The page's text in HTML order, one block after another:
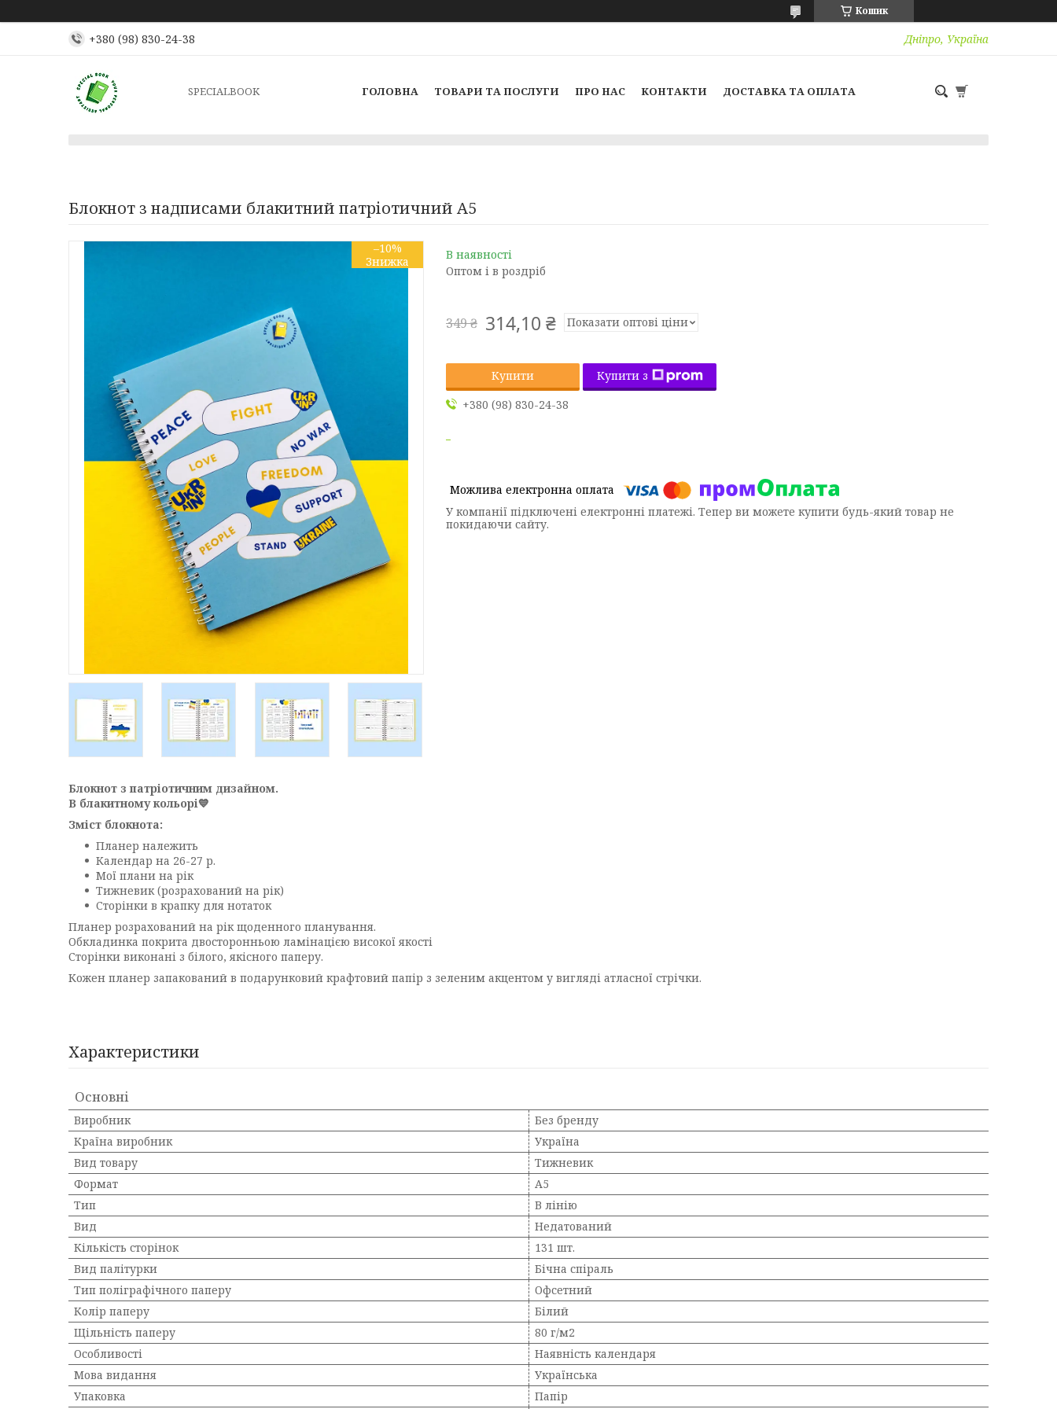
Кошик
+380 (98) 830-24-38 Дніпро, Україна
SPECIALBOOK ГОЛОВНА ТОВАРИ ТА ПОСЛУГИ ПРО НАС КОНТАКТИ ДОСТАВКА ТА ОПЛАТА
Блокнот з надписами блакитний патріотичний А5
–10%
В наявності
Оптом і в роздріб
349 ₴ 314,10 ₴ Показати оптові ціни
Купити
Купити з
+380 (98) 830-24-38
У компанії підключені електронні платежі. Тепер ви можете купити будь-який товар не
покидаючи сайту.
Блокнот з патріотичним дизайном.
В блакитному кольорі💙
Зміст блокнота:
Планер належить
Календар на 26-27 р.
Мої плани на рік
Тижневик (розрахований на рік)
Сторінки в крапку для нотаток
Планер розрахований на рік щоденного планування.
Обкладинка покрита двосторонньою ламінацією високої якості⁣⁣
Сторінки виконані з білого, якісного паперу.
Кожен планер запакований в подарунковий крафтовий папір з зеленим акцентом у вигляді атласної стрічки.
Характеристики
Основні
Виробник
Без бренду
Країна виробник
Україна
Вид товару
Тижневик
Формат
A5
Тип
В лінію
Вид
Недатований
Кількість сторінок
131 шт.
Вид палітурки
Бічна спіраль
Тип поліграфічного паперу
Офсетний
Колір паперу
Білий
Щільність паперу
80 г/м2
Особливості
Наявність календаря
Мова видання
Українська
Упаковка
Папір